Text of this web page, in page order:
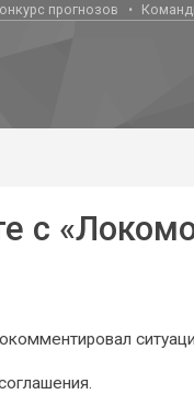
прогнозов
с